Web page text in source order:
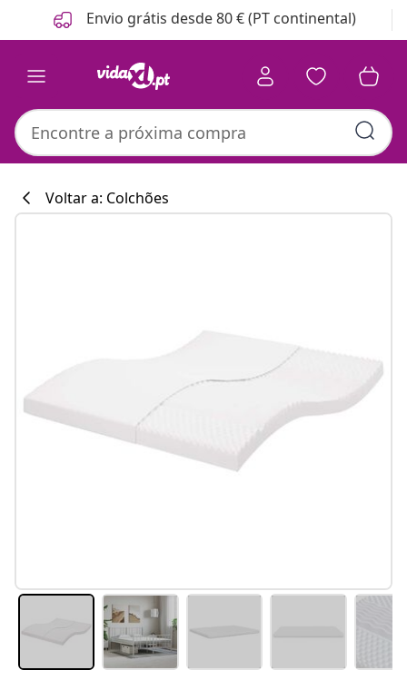
Anterior
Seguinte Envio grátis desde 80 € (PT continental)
Voltar a: Colchões